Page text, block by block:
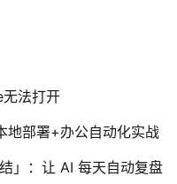
法打开
地部署+办公自动化实战
」：让 AI 每天自动复盘